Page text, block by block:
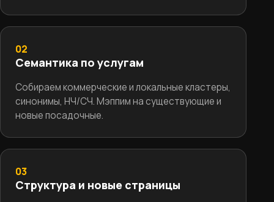
02
Семантика по услугам
Собираем коммерческие и локальные кластеры,
синонимы, НЧ/СЧ. Мэппим на существующие и
новые посадочные.
03
Структура и новые страницы